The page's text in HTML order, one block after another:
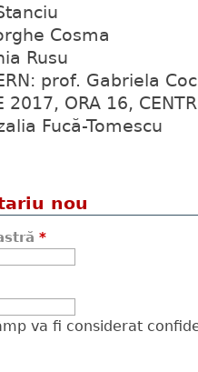
Cosma
Rusu
prof. Gabriela
2017, ORA 16,
Fucă-Tomescu
nou
*
va fi considerat